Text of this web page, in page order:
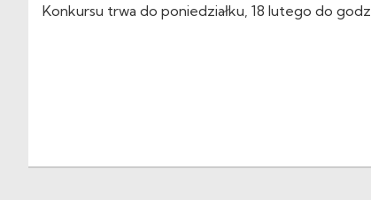
Konkursu trwa do poniedziałku, 18 lutego do